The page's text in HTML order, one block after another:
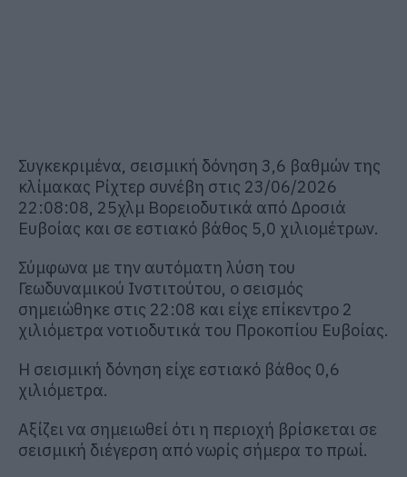
Συγκεκριμένα, σεισμική δόνηση 3,6 βαθμών της
κλίμακας Ρίχτερ συνέβη στις 23/06/2026
22:08:08, 25χλμ Βορειοδυτικά από Δροσιά
Ευβοίας και σε εστιακό βάθος 5,0 χιλιομέτρων.
Σύμφωνα με την αυτόματη λύση του
Γεωδυναμικού Ινστιτούτου, ο σεισμός
σημειώθηκε στις 22:08 και είχε επίκεντρο 2
χιλιόμετρα νοτιοδυτικά του Προκοπίου Ευβοίας.
Η σεισμική δόνηση είχε εστιακό βάθος 0,6
χιλιόμετρα.
Αξίζει να σημειωθεί ότι η περιοχή βρίσκεται σε
σεισμική διέγερση από νωρίς σήμερα το πρωί.